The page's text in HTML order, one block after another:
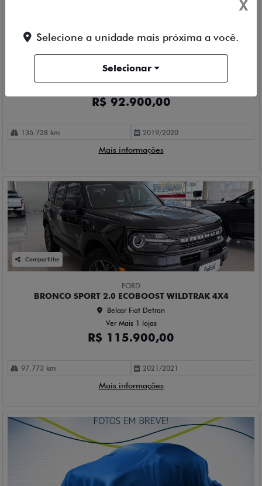
Belcar Fiat Detran
R$ 92.900,00
136.728 km 2019/2020
Mais informações
Compartilhe
FORD
BRONCO SPORT 2.0 ECOBOOST WILDTRAK 4X4
Belcar Fiat Detran
Ver Mais 1 lojas
R$ 115.900,00
97.773 km 2021/2021
Mais informações
X
Selecione a unidade mais próxima a você.
Selecionar